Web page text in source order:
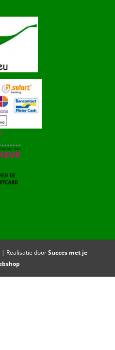
| Realisatie doorSucces met je